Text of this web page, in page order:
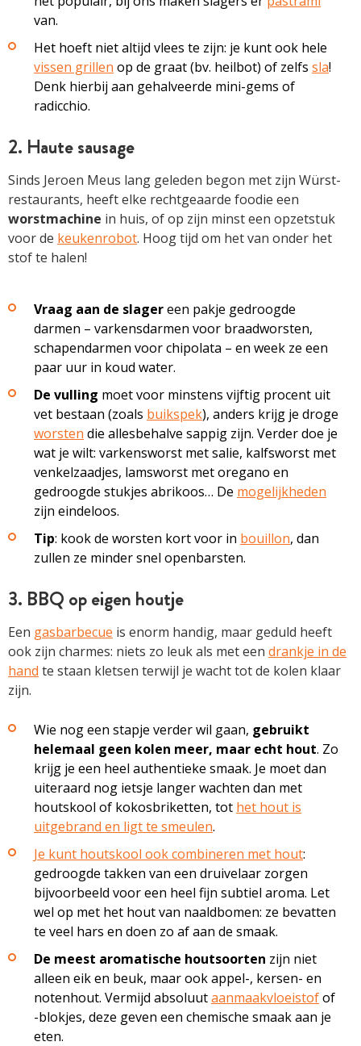
van.
Het hoeft niet altijd vlees te zijn: je kunt ook hele
vissen grillen op de graat (bv. heilbot) of zelfs sla!
Denk hierbij aan gehalveerde mini-gems of
radicchio.
2. Haute sausage
Sinds Jeroen Meus lang geleden begon met zijn Würst-
restaurants, heeft elke rechtgeaarde foodie een
worstmachine in huis, of op zijn minst een opzetstuk
voor de keukenrobot. Hoog tijd om het van onder het
stof te halen!
Vraag aan de slagereen pakje gedroogde
darmen – varkensdarmen voor braadworsten,
schapendarmen voor chipolata – en week ze een
paar uur in koud water.
De vulling moet voor minstens vijftig procent uit
vet bestaan (zoals buikspek), anders krijg je droge
worsten die allesbehalve sappig zijn. Verder doe je
wat je wilt: varkensworst met salie, kalfsworst met
venkelzaadjes, lamsworst met oregano en
gedroogde stukjes abrikoos… De mogelijkheden
zijn eindeloos.
Tip: kook de worsten kort voor in bouillon, dan
zullen ze minder snel openbarsten.
3. BBQ op eigen houtje
Een gasbarbecue is enorm handig, maar geduld heeft
ook zijn charmes: niets zo leuk als met een drankje in de
hand te staan kletsen terwijl je wacht tot de kolen klaar
zijn.
Wie nog een stapje verder wil gaan, gebruikt
helemaal geen kolen meer, maar echt hout. Zo
krijg je een heel authentieke smaak. Je moet dan
uiteraard nog ietsje langer wachten dan met
houtskool of kokosbriketten, tot het hout is
uitgebrand en ligt te smeulen.
Je kunt houtskool ook combineren met hout:
gedroogde takken van een druivelaar zorgen
bijvoorbeeld voor een heel fijn subtiel aroma. Let
wel op met het hout van naaldbomen: ze bevatten
te veel hars en doen zo af aan de smaak.
De meest aromatische houtsoorten zijn niet
alleen eik en beuk, maar ook appel-, kersen- en
notenhout. Vermijd absoluutaanmaakvloeistofof
-blokjes, deze geven een chemische smaak aan je
eten.